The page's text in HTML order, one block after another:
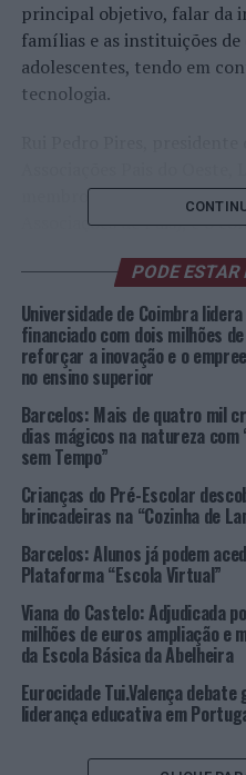
principal objetivo, falar da
famílias e as instituições
adolescentes, tendo em
tecnologia.
membro da CONFAP
Associações de Pais), é o
https://docs.google.com/
.
Esta sessão integra-se num
promovidos pela
meses, a empresa de
edtech
tema, sempre com a
pilares essenciais. Todas as
página de Facebookda
A KINDERPEDIA é uma
educação que fornece toda
necessária para que as
de forma inteligente e se
eficiente e transparente,
emonline.
Hoje, mais de 2.000
PODE ESTAR
Universidade de Coimbra
financiado com dois milhões
reforçar a inovação e o
no ensino superior
Barcelos: Mais de quatro mil
dias mágicos na natureza
sem Tempo”
Crianças do Pré-Escolar
brincadeiras na “Cozinha de
Barcelos: Alunos já podem
Plataforma “Escola Virtual”
Viana do Castelo: Adjudicada
milhões de euros ampliação e
da Escola Básica da Abelheira
Eurocidade Tui.Valença debate
liderança educativa em